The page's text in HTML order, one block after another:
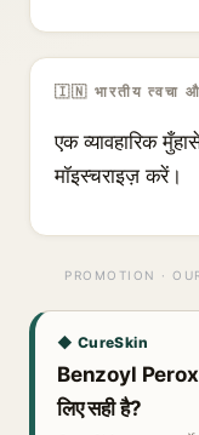
🇮🇳 भारतीय त्वचा
एक व्यावहारिक
मॉइस्चराइज़ करें।
PROMOTION ·
◆ CureSkin
Benzoyl
लिए सही है?